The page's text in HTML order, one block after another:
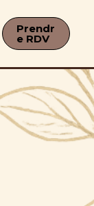
Prendr
e RDV